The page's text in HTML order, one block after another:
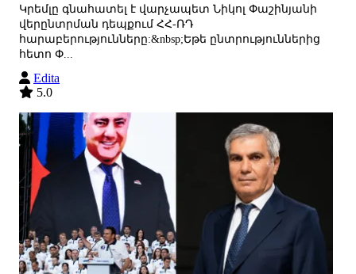
Կրեմլը գնահատել է վարչապետ Նիկոլ Փաշինյանի
վերընտրման դեպքում ՀՀ-ՌԴ
հարաբերությունները:&nbsp;Եթե ընտրություններից
հետո Փ...
Edita
5.0